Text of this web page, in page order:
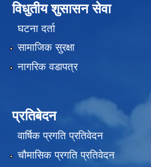
विधुतीय शुसासन सेवा
घटना दर्ता
सामाजिक सुरक्षा
नागरिक वडापत्र
प्रतिबेदन
वार्षिक प्रगति प्रतिवेदन
चौमासिक प्रगति प्रतिवेदन